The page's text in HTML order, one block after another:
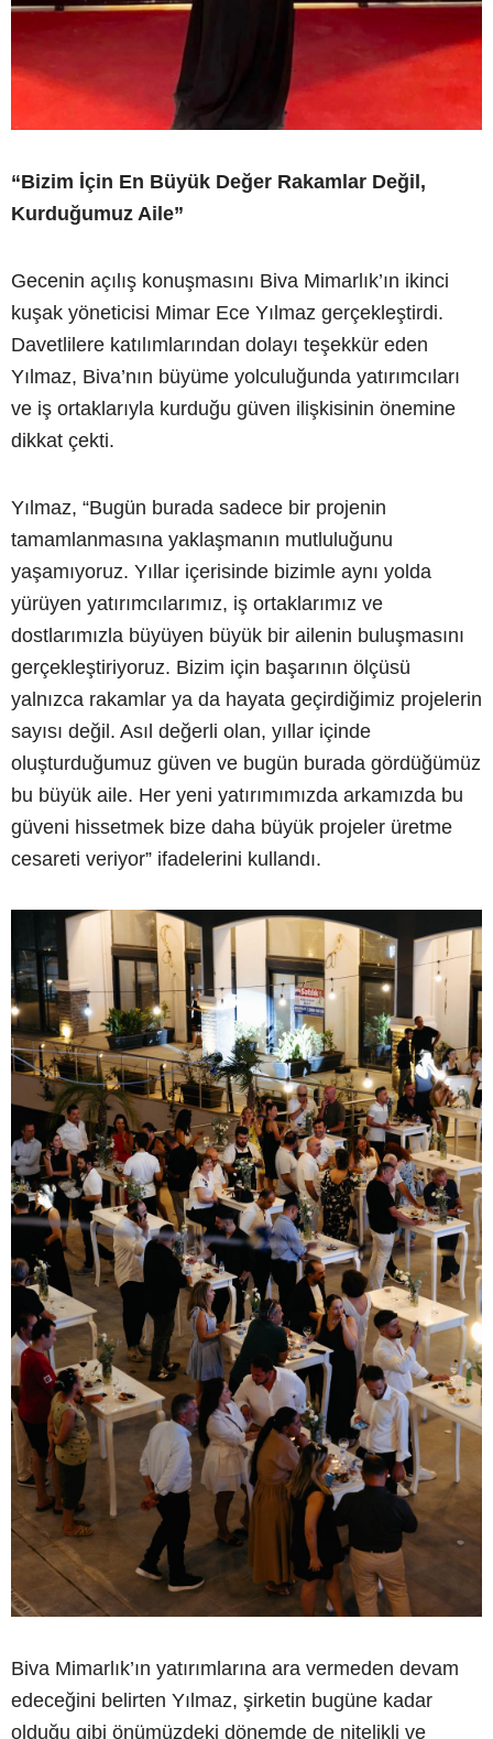
“Bizim İçin En Büyük Değer Rakamlar Değil,
Kurduğumuz Aile”
Gecenin açılış konuşmasını Biva Mimarlık’ın ikinci
kuşak yöneticisi Mimar Ece Yılmaz gerçekleştirdi.
Davetlilere katılımlarından dolayı teşekkür eden
Yılmaz, Biva’nın büyüme yolculuğunda yatırımcıları
ve iş ortaklarıyla kurduğu güven ilişkisinin önemine
dikkat çekti.
Yılmaz, “Bugün burada sadece bir projenin
tamamlanmasına yaklaşmanın mutluluğunu
yaşamıyoruz. Yıllar içerisinde bizimle aynı yolda
yürüyen yatırımcılarımız, iş ortaklarımız ve
dostlarımızla büyüyen büyük bir ailenin buluşmasını
gerçekleştiriyoruz. Bizim için başarının ölçüsü
yalnızca rakamlar ya da hayata geçirdiğimiz projelerin
sayısı değil. Asıl değerli olan, yıllar içinde
oluşturduğumuz güven ve bugün burada gördüğümüz
bu büyük aile. Her yeni yatırımımızda arkamızda bu
güveni hissetmek bize daha büyük projeler üretme
cesareti veriyor” ifadelerini kullandı.
Biva Mimarlık’ın yatırımlarına ara vermeden devam
edeceğini belirten Yılmaz, şirketin bugüne kadar
olduğu gibi önümüzdeki dönemde de nitelikli ve